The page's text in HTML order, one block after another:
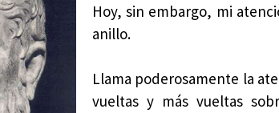
Hoy, sin embargo, mi
anillo.
Llama poderosamente la
vueltas y más vueltas